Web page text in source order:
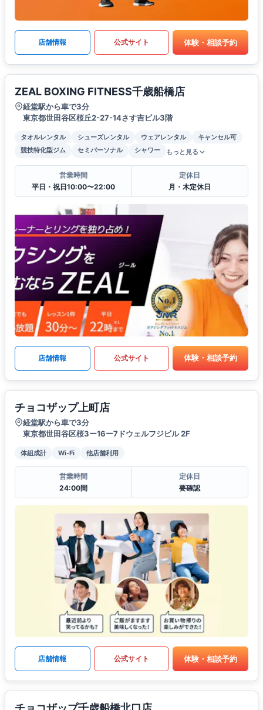
店舗情報 公式サイト 体験・相談予約
ZEAL BOXING FITNESS千歳船橋店
経堂駅から車で3分
東京都世田谷区桜丘2-27-14さす吉ビル3階
タオルレンタル シューズレンタル ウェアレンタル
キャンセル可
競技特化型ジム
セミパーソナル シャワー もっと見る
営業時間
平日・祝日10:00〜22:00
定休日
月・木定休日
店舗情報 公式サイト 体験・相談予約
チョコザップ上町店
経堂駅から車で3分
東京都世田谷区桜3ー16ー7ドウェルフジビル 2F
体組成計 Wi-Fi 他店舗利用
営業時間
24:00間
定休日
要確認
店舗情報 公式サイト 体験・相談予約